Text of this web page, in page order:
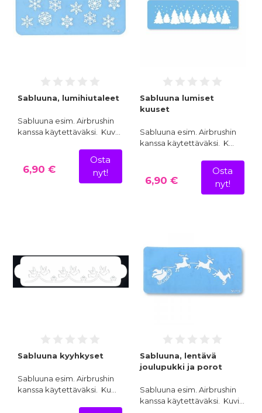
Sabluuna, lumihiutaleet
Sabluuna esim. Airbrushin
kanssa käytettäväksi. Kuv…
6,90 €
Osta
nyt!
Sabluuna lumiset
kuuset
Sabluuna esim. Airbrushin
kanssa käytettäväksi. K…
6,90 €
Osta
nyt!
Sabluuna kyyhkyset
Sabluuna esim. Airbrushin
kanssa käytettäväksi. Ku…
Sabluuna, lentävä
joulupukki ja porot
Sabluuna esim. Airbrushin
kanssa käytettäväksi. Kuvi…